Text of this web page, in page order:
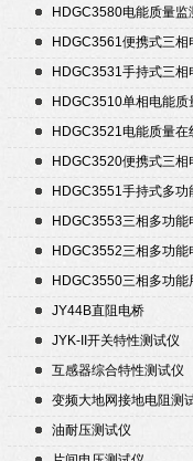
置
HDGC3580电能质量监
HDGC3561便携式三相
析仪
HDGC3531手持式三相
析仪
HDGC3510单相电能质
HDGC3521电能质量在
HDGC3520便携式三相
仪
HDGC3551手持式多功
仪
HDGC3553三相多功能
装置
HDGC3552三相多功能
装置
HDGC3550三相多功能
JY44B直阻电桥
JYK-II开关特性测试仪
互感器综合特性测试仪
变频大地网接地电阻测
油耐压测试仪